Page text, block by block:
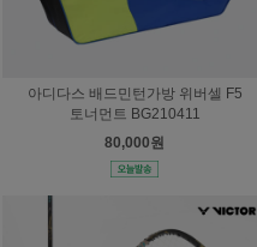
아디다스 배드민턴가방 위버셀 F5
토너먼트 BG210411
80,000원